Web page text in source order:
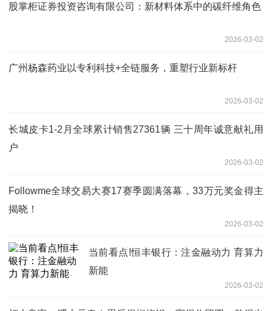
股掌柜证券投资咨询有限公司：新材料体系中的碳纤维角色
2026-03-02
广州杨森药业以专利科技+全链服务，重塑行业新标杆
2026-03-02
长城皮卡1-2月全球累计销售27361辆 三十周年诚意献礼用
户
2026-03-02
Followme全球交易大赛17赛季圆满落幕，33万元奖金得主
揭晓！
2026-03-02
当前看点!恒丰银行：注金融动力 育算力
新能
2026-03-02